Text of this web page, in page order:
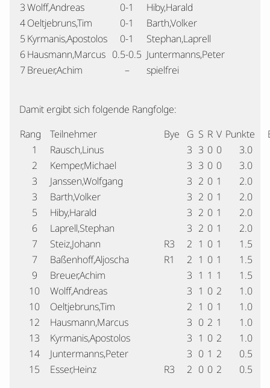
3Wolff,Andreas 0-1
Hiby,Harald
4Oeltjebruns,Tim 0-1
Barth,Volker
5 Kyrmanis,Apostolos 0-1
Stephan,Laprell
6Hausmann,Marcus 0.5-0.5 Juntermanns,Peter
7 Breuer,Achim – spielfrei
Damit ergibt sich folgende Rangfolge:
Rang
Teilnehmer Bye G S R V Punkte
1
Rausch,Linus 3 3 0 0
3.0
2
Kemper,Michael 3 3 0 0
3.0
3
Janssen,Wolfgang 3 2 0 1
2.0
3
Barth,Volker 3 2 0 1
2.0
5
Hiby,Harald 3 2 0 1
2.0
6
Laprell,Stephan 3 2 0 1
2.0
7
Steiz,Johann R3 2 1 0 1
1.5
7
Baßenhoff,Aljoscha R1 2 1 0 1
1.5
9
Breuer,Achim 3 1 1 1
1.5
10
Wolff,Andreas 3 1 0 2
1.0
10
Oeltjebruns,Tim 2 1 0 1
1.0
12
Hausmann,Marcus 3 0 2 1
1.0
13
Kyrmanis,Apostolos 3 1 0 2
1.0
14
Juntermanns,Peter 3 0 1 2
0.5
15
Esser,Heinz R3 2 0 0 2 0.5